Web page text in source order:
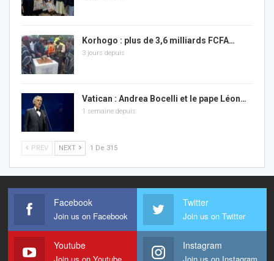
Korhogo : plus de 3,6 milliards FCFA…
3 jours depuis
Vatican : Andrea Bocelli et le pape Léon…
1 semaine depuis
PREV NEXT 1 De 315
Facebook
Join us on Facebook
Twitter
Join us on Twitter
Youtube Instagram